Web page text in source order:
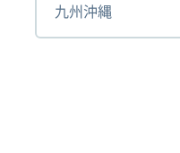
九州沖縄